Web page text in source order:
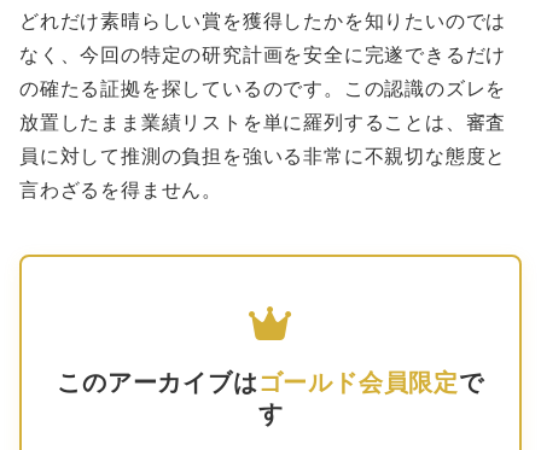
どれだけ素晴らしい賞を獲得したかを知りたいのでは
なく、今回の特定の研究計画を安全に完遂できるだけ
の確たる証拠を探しているのです。この認識のズレを
放置したまま業績リストを単に羅列することは、審査
員に対して推測の負担を強いる非常に不親切な態度と
言わざるを得ません。
このアーカイブはゴールド会員限定で
す